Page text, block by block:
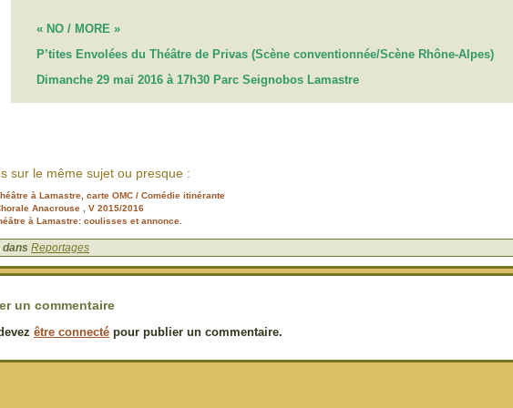
« NO / MORE »
P’tites Envolées du Théâtre de Privas (Scène conventionnée/Scène Rhône-Alpes)
Dimanche 29 mai 2016 à 17h30 Parc Seignobos Lamastre
sur le même sujet ou presque :
à Lamastre, carte OMC / Comédie itinérante
Anacrouse , V 2015/2016
à Lamastre: coulisses et annonce.
dans Reportages
un commentaire
être connecté pour publier un commentaire.